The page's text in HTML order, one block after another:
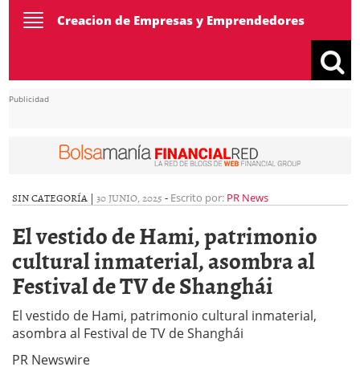
ToggleCreacion de Empresas y Emprendedores
Publicidad
SIN CATEGORÍA | 30 JUNIO, 2025 - Escrito por: PR News
El vestido de Hami, patrimonio
cultural inmaterial, asombra al
Festival de TV de Shanghái
El vestido de Hami, patrimonio cultural inmaterial,
asombra al Festival de TV de Shanghái
PR Newswire